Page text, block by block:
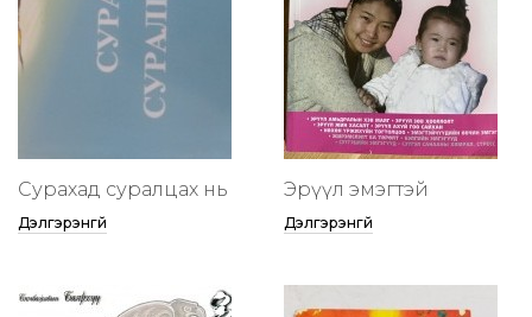
Сурахад суралцах нь
Дэлгэрэнгүй
Эрүүл эмэгтэй
Дэлгэрэнгүй